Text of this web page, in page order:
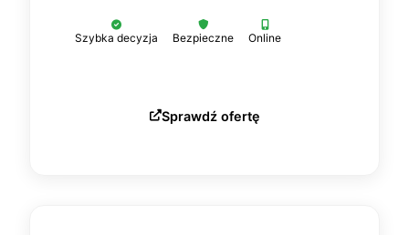
Szybka decyzja Bezpieczne Online
Sprawdź ofertę